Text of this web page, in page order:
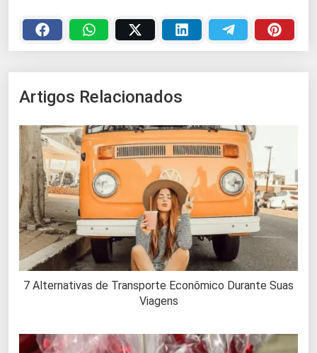
Artigos Relacionados
7 Alternativas de Transporte Econômico Durante Suas
Viagens